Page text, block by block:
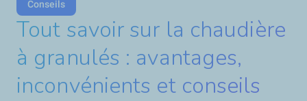
Conseils
Tout savoir sur la chaudière
à granulés : avantages,
inconvénients et conseils